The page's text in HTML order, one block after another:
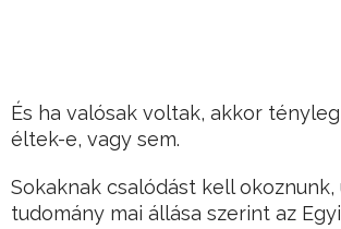
És ha valósak voltak, akkor
éltek-e, vagy sem.
Sokaknak csalódást kell okoznunk,
tudomány mai állása szerint az